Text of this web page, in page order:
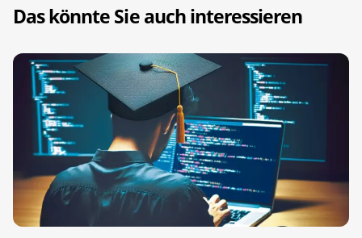
Das könnte Sie auch interessieren